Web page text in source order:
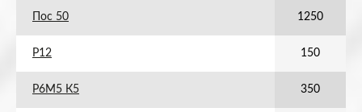
Пос 50 1250
Р12 150
Р6М5 К5 350